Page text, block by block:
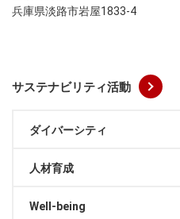
兵庫県淡路市岩屋1833-4
サステナビリティ活動
ダイバーシティ
人材育成
Well-being